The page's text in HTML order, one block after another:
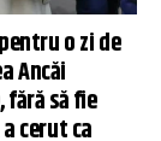
o zi de
Ancăi
să fie
cerut ca